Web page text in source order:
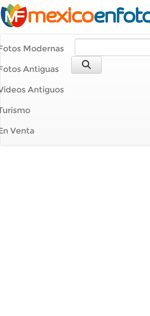
Modernas
Antiguas
Antiguos
Venta